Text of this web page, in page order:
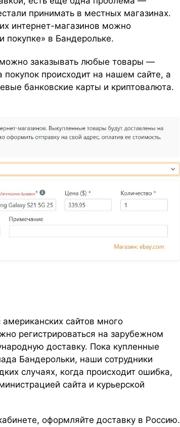
принимать в местных магазинах.
интернет-магазинов можно
покупке» в Бандерольке.
заказывать любые товары —
происходит на нашем сайте, а
банковские карты и криптовалюта.
сайтов много
регистрироваться на зарубежном
доставку. Пока купленные
Бандерольки, наши сотрудники
случаях, когда происходит ошибка,
сайта и курьерской
оформляйте доставку в Россию.